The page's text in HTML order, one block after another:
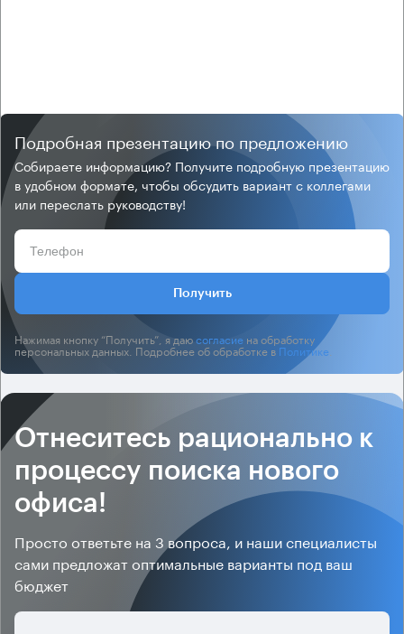
Подробная презентацию по предложению
Собираете информацию? Получите подробную презентацию
в удобном формате, чтобы обсудить вариант с коллегами
или переслать руководству!
Получить
Нажимая кнопку “Получить”, я даюсогласие на обработку
персональных данных. Подробнее об обработке вПолитике
Отнеситесь рационально к
процессу поиска нового
офиса!
Просто ответьте на 3 вопроса, и наши специалисты
сами предложат оптимальные варианты под ваш
бюджет